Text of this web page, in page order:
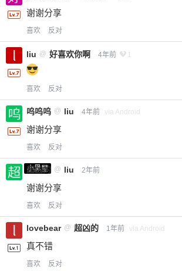
谢谢分享
喜欢 反对
liu @ 好喜欢你啊 4年前 1
喜欢 反对
呜呜呜 @ liu 4年前 via Android
谢谢分享
喜欢 反对
小黑屋
超凶的 @ liu 2年前
谢谢分享
喜欢 反对
lovebear @ 超凶的 1年前 via Android
真不错
喜欢 反对